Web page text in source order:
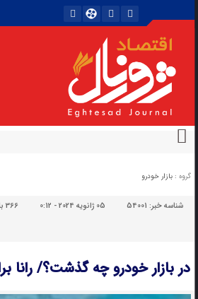
گروه : بازار خودرو
شناسه خبر:54001 05 ژانویه 2024 - 0:12 366 بازدید
در بازار خودرو چه گذشت؟/